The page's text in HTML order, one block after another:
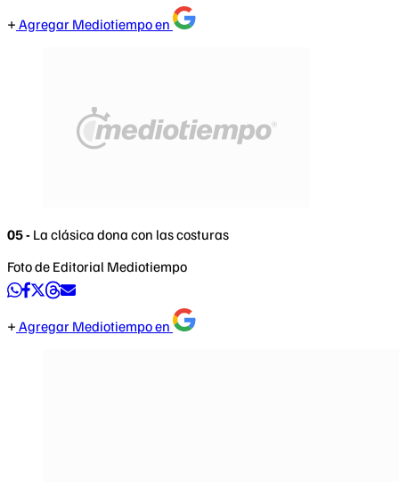
Agregar Mediotiempo en
05 - La clásica dona con las costuras
Foto de Editorial Mediotiempo
Agregar Mediotiempo en